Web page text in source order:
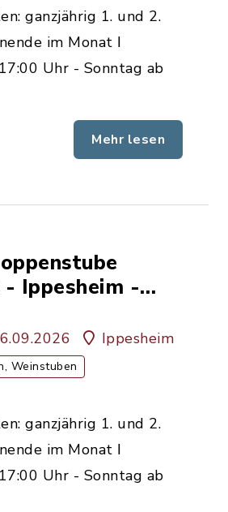
ganzjährig 1. und 2.
im Monat ǀ
Uhr - Sonntag ab
Mehr lesen
Ippesheim -
Ippesheim
Weinstuben
ganzjährig 1. und 2.
im Monat ǀ
Uhr - Sonntag ab